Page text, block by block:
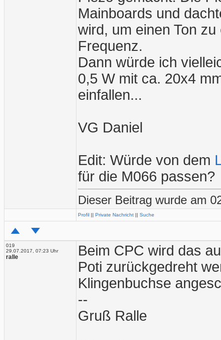
Mainboards und
wird, um einen Ton
Frequenz.
Dann würde ich
0,5 W mit ca. 20x4
einfallen...
VG Daniel
Edit: Würde von dem
für die M066 passen?
Dieser Beitrag wurde am
Profil || Private Nachricht || Suche
019
29.07.2017, 07:23 Uhr
ralle
Beim CPC wird das
Poti zurückgedreht
Klingenbuchse
--
Gruß Ralle